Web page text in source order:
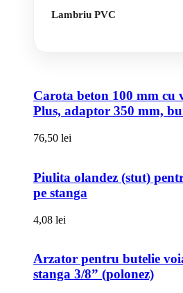
Lambriu PVC
Carota beton 100 mm cu
Plus, adaptor 350 mm,
76,50 lei
Piulita olandez (stut)
pe stanga
4,08 lei
Arzator pentru butelie
stanga 3/8” (polonez)